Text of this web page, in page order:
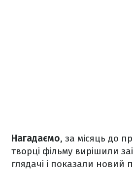
Нагадаємо, за місяць до
творці фільму вирішили
глядачі і показали новий